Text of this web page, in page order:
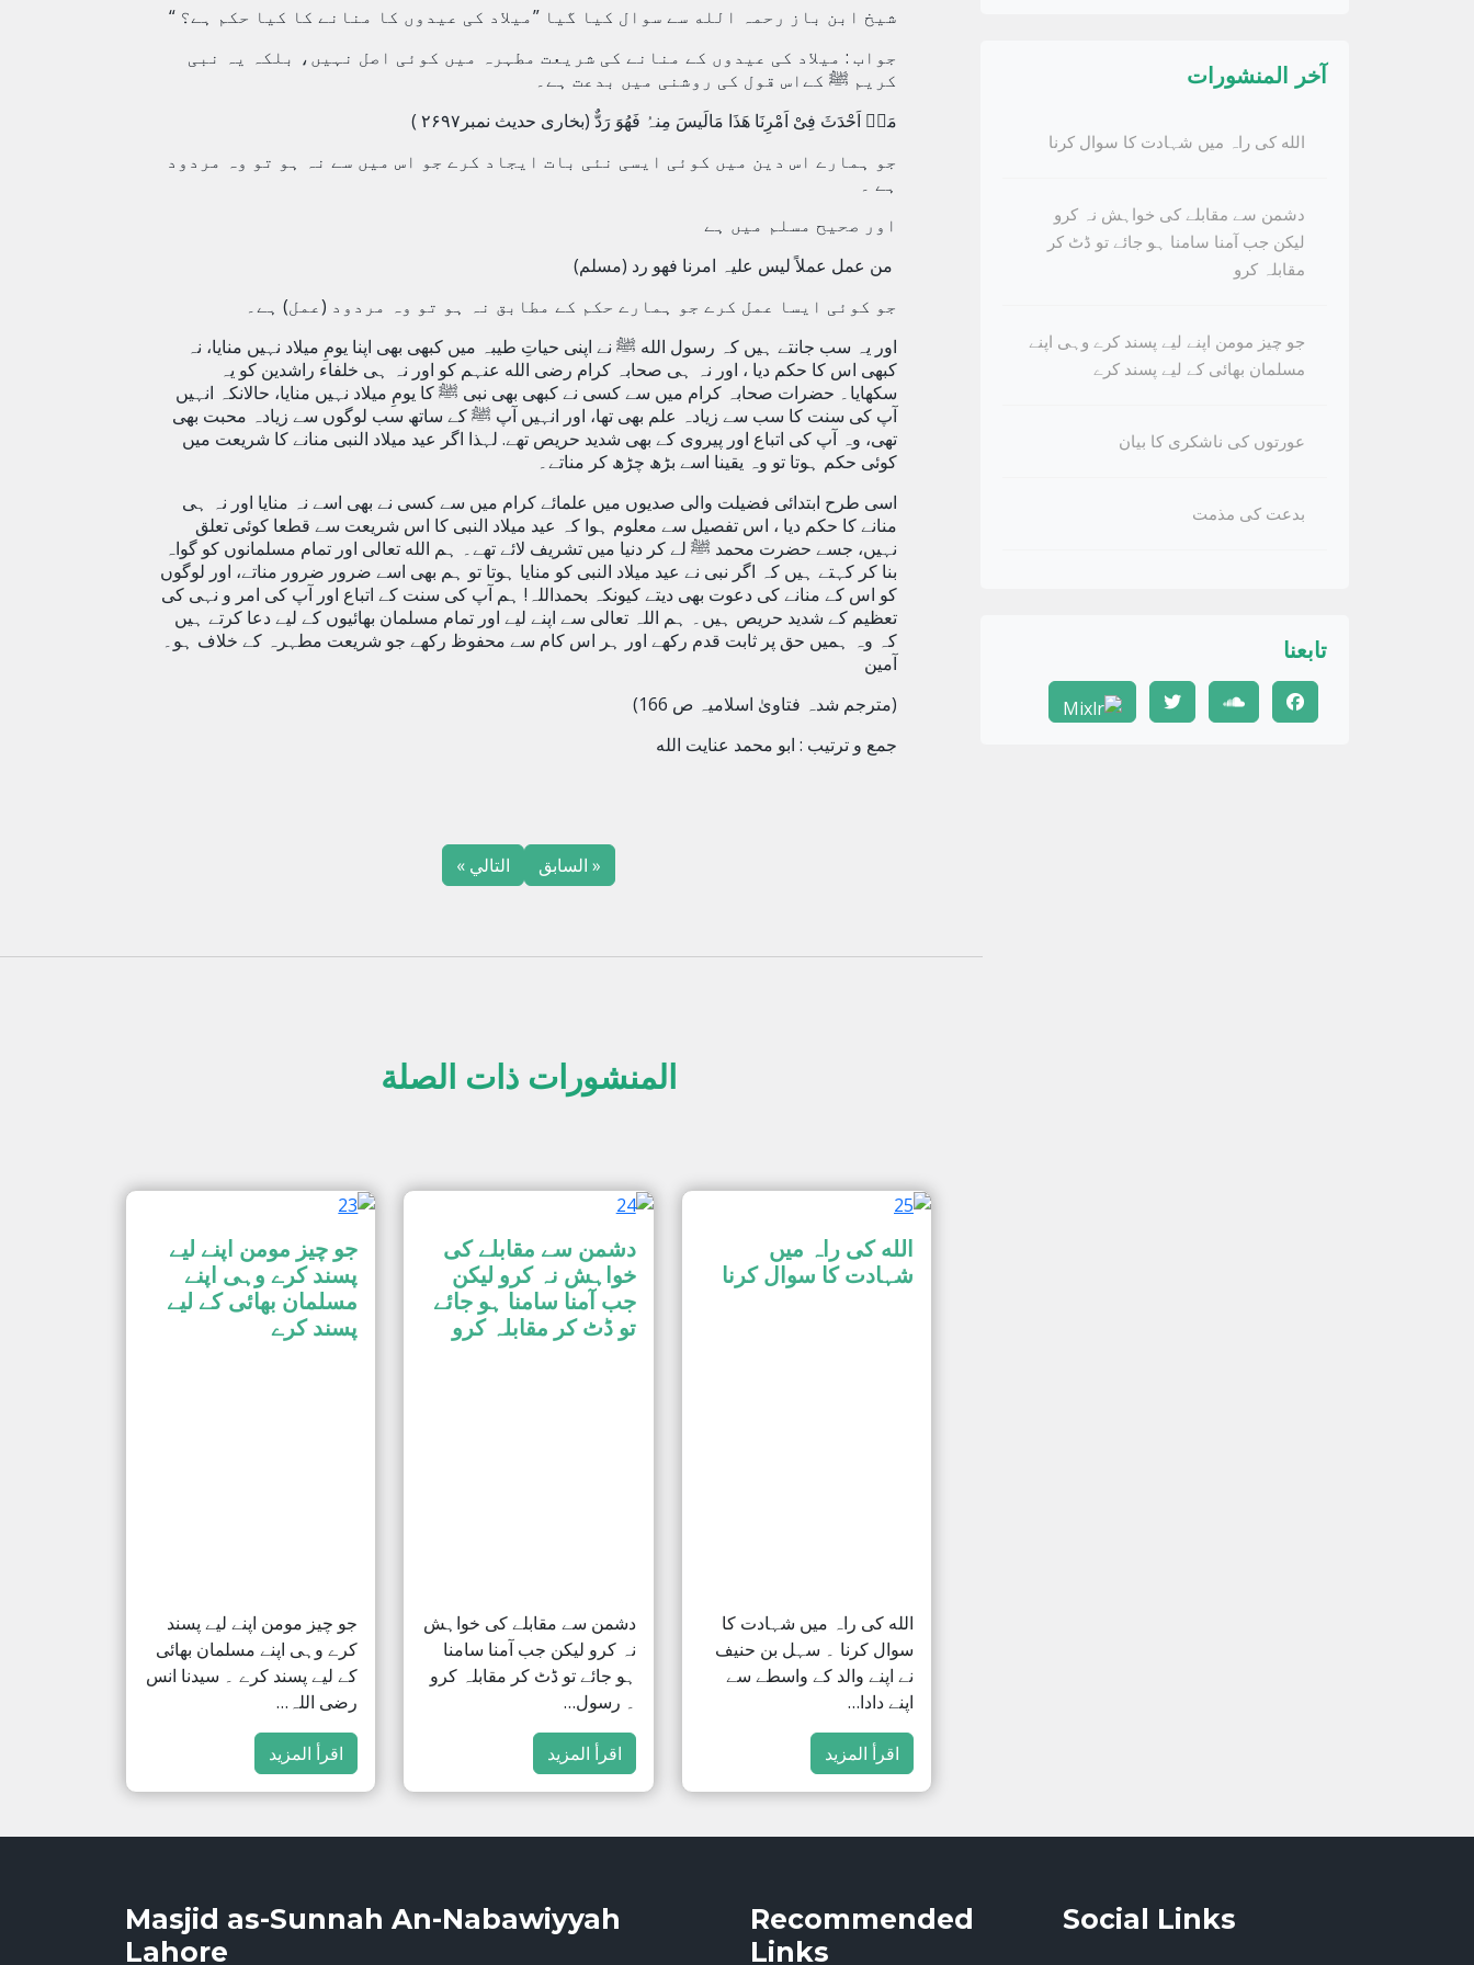
شیخ ابن باز رحمہ الله سے سوال کیا گیا ”میلاد کی عیدوں کا منانے کا کیا حکم ہے؟ “
جواب : میلاد کی عیدوں کے منانے کی شریعت مطہرہ میں کوئی اصل نہیں، بلکہ یہ نبی
کریم ﷺ کےاس قول کی روشنی میں بدعت ہے۔
مَنۡ اَحْدَثَ فِیْ اَمْرِنَا ھَذَا مَالَیسَ مِنہُ فَھُوَ رَدٌّ (بخاری حدیث نمبر۲۶۹۷ )
جو ہمارے اس دین میں کوئی ایسی نئی بات ایجاد کرے جو اس میں سے نہ ہو تو وہ مردود
ہے ۔
اور صحیح مسلم میں ہے
من عمل عملاً لیس علیہ امرنا فھو رد (مسلم)
جو کوئی ایسا عمل کرے جو ہمارے حکم کے مطابق نہ ہو تو وہ مردود (عمل) ہے۔
اور یہ سب جانتے ہیں کہ رسول الله ﷺ نے اپنی حیاتِ طیبہ میں کبھی بھی اپنا یومِ میلاد نہیں منایا، نہ
کبھی اس کا حکم دیا ، اور نہ ہی صحابہ کرام رضی الله عنہم کو اور نہ ہی خلفاء راشدین کو یہ
سکھایا۔ حضرات صحابہ کرام میں سے کسی نے کبھی بھی نبی ﷺ کا یومِ میلاد نہیں منایا، حالانکہ انہیں
آپ کی سنت کا سب سے زیادہ علم بھی تھا، اور انہیں آپ ﷺکے ساتھ سب لوگوں سے زیادہ محبت بھی
تھی، وہ آپ کی اتباع اور پیروی کے بھی شدید حریص تھے. لہذا اگر عید میلاد النبی منانے کا شریعت میں
کوئی حکم ہوتا تو وہ یقینا اسے بڑھ چڑھ کر مناتے۔
اسی طرح ابتدائی فضیلت والی صدیوں میں علمائے کرام میں سے کسی نے بھی اسے نہ منایا اور نہ ہی
منانے کا حکم دیا ، اس تفصیل سے معلوم ہوا کہ عید میلاد النبی کا اس شریعت سے قطعا کوئی تعلق
نہیں، جسے حضرت محمد ﷺ لے کر دنیا میں تشریف لائے تھے۔ ہم الله تعالی اور تمام مسلمانوں کو گواہ
بنا کر کہتے ہیں کہ اگر نبی نے عید میلاد النبی کو منایا ہوتا تو ہم بھی اسے ضرور ضرور مناتے، اور لوگوں
کو اس کے منانے کی دعوت بھی دیتے کیونکہ بحمداللہ! ہم آپ کی سنت کے اتباع اور آپ کی امر و نہی کی
تعظیم کے شدید حریص ہیں۔ ہم اللہ تعالی سے اپنے لیے اور تمام مسلمان بھائیوں کے لیے دعا کرتے ہیں
کہ وہ ہمیں حق پر ثابت قدم رکھے اور ہر اس کام سے محفوظ رکھے جو شریعت مطہرہ کے خلاف ہو۔
آمین
(مترجم شدہ فتاویٰ اسلامیہ ص 166)
جمع و ترتیب : ابو محمد عنایت الله
آخر المنشورات
الله کی راہ میں شہادت کا سوال کرنا
دشمن سے مقابلے کی خواہش نہ کرو
لیکن جب آمنا سامنا ہو جائے تو ڈٹ کر
مقابلہ کرو
جو چیز مومن اپنے لیے پسند کرے وہی اپنے
مسلمان بھائی کے لیے پسند کرے
عورتوں کی ناشکری کا بیان
بدعت کی مذمت
تابعنا
« السابق التالي »
المنشورات ذات الصلة
الله کی راہ میں
شہادت کا سوال کرنا
الله کی راہ میں شہادت کا
سوال کرنا ۔ سہل بن حنیف
نے اپنے والد کے واسطے سے
اپنے دادا…
اقرأ المزيد
دشمن سے مقابلے کی
خواہش نہ کرو لیکن
جب آمنا سامنا ہو جائے
تو ڈٹ کر مقابلہ کرو
دشمن سے مقابلے کی خواہش
نہ کرو لیکن جب آمنا سامنا
ہو جائے تو ڈٹ کر مقابلہ کرو
۔ رسول…
اقرأ المزيد
جو چیز مومن اپنے لیے
پسند کرے وہی اپنے
مسلمان بھائی کے لیے
پسند کرے
جو چیز مومن اپنے لیے پسند
کرے وہی اپنے مسلمان بھائی
کے لیے پسند کرے ۔ سیدنا انس
رضی اللہ…
اقرأ المزيد
Masjid as-Sunnah An-Nabawiyyah
Lahore
Recommended
Links
Social Links